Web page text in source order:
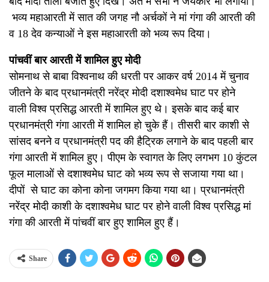
भव्य महाआरती में सात की जगह नौ अर्चकों ने मां गंगा की आरती की
व 18 देव कन्याओं ने इस महाआरती को भव्य रूप दिया।
पांचवीं बार आरती में शामिल हुए मोदी
सोमनाथ से बाबा विश्वनाथ की धरती पर आकर वर्ष 2014 में चुनाव
जीतने के बाद प्रधानमंत्री नरेंद्र मोदी दशाश्वमेध घाट पर होने
वाली विश्व प्रसिद्ध आरती में शामिल हुए थे। इसके बाद कई बार
प्रधानमंत्री गंगा आरती में शामिल हो चुके हैं। तीसरी बार काशी से
सांसद बनने व प्रधानमंत्री पद की हैट्रिक लगाने के बाद पहली बार
गंगा आरती में शामिल हुए। पीएम के स्वागत के लिए लगभग 10 कुंटल
फूल मालाओं से दशाश्वमेध घाट को भव्य रूप से सजाया गया था।
दीपों से घाट का कोना कोना जगमग किया गया था। प्रधानमंत्री
नरेंद्र मोदी काशी के दशाश्वमेध घाट पर होने वाली विश्व प्रसिद्ध मां
गंगा की आरती में पांचवीं बार हुए शामिल हुए हैं।
Share